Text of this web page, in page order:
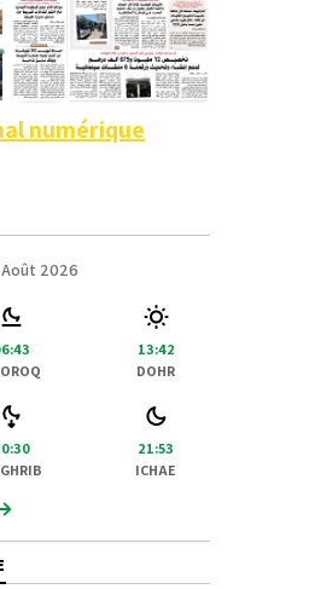
numérique
2026
13:42
DOHR
21:53
ICHAE